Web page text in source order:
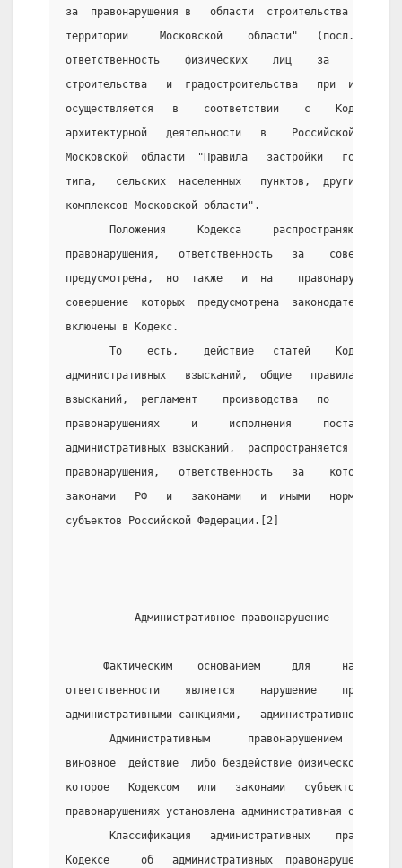
за  правонарушения в   области  строительства   и
территории     Московской    области"   (посл.
ответственность    физических    лиц    за
строительства   и  градостроительства   при
осуществляется   в    соответствии    с
архитектурной   деятельности   в    Российской
Московской  области  "Правила   застройки   городов,
типа,   сельских  населенных   пунктов,  других
комплексов Московской области".
Положения     Кодекса     распространяются
правонарушения,   ответственность   за
предусмотрена,  но  также   и  на    правонарушения,
совершение  которых  предусмотрена
включены в
То    есть,    действие   статей    Кодекса,
административных   взысканий,  общие   правила  и
взысканий,  регламент    производства   по    делам
правонарушениях     и     исполнения
административных взысканий,  распространяется  и
правонарушения,   ответственность   за    которые
законами   РФ   и   законами   и  иными
субъектов Российской Федерации.[2]
           Административное правонарушение
Фактическим    основанием     для
ответственности    является    нарушение
административными санкциями, - административное
Административным      правонарушением
виновное  действие  либо бездействие физического
которое   Кодексом   или   законами   субъектов   РФ
правонарушениях установлена административная
Классификация   административных
Кодексе     об   административных  правонарушениях